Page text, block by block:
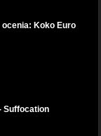
Koko Euro
Suffocation